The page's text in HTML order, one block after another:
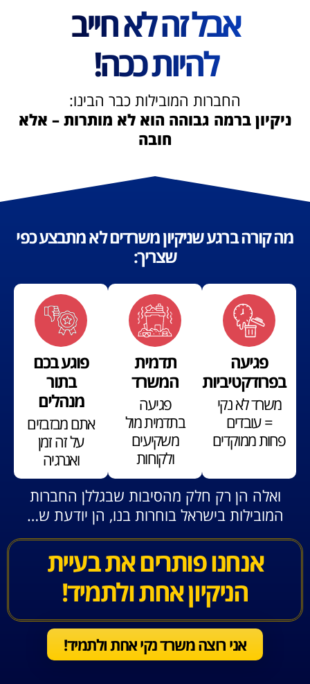
אבל זה לא חייב
להיות ככה!
החברות המובילות כבר הבינו:
ניקיון ברמה גבוהה הוא לא מותרות – אלא
חובה
מה קורה ברגע שניקיון משרדים לא מתבצע כפי
שצריך:
פגיעה
בפרודקטיביות
משרד לא נקי
= עובדים
פחות ממוקדים
תדמית
המשרד
פגיעה
בתדמית מול
משקיעים
ולקוחות
פוגע בכם
בתור
מנהלים
אתם מבזבזים
על זה זמן
ואנרגיה
ואלה הן רק חלק מהסיבות שבגללן החברות
המובילות בישראל בוחרות בנו, הן יודעת ש…
אנחנו פותרים את בעיית
הניקיון אחת ולתמיד!
אני רוצה משרד נקי אחת ולתמיד!